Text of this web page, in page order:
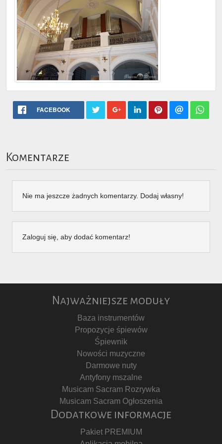
FACEBOOK
Komentarze
Nie ma jeszcze żadnych komentarzy. Dodaj własny!
Zaloguj się, aby dodać komentarz!
Najważniejsze moduły
Baza instrumentów
Propozycje śpiewów
Śpiewnik
Nowości muzyczne
Darmowe nuty
Antyfony mszalne
Musicam Sacram Rozrywka
Musicam Sacram Ogłoszenia
Dodatkowe informacje
Pakiet PREMIUM